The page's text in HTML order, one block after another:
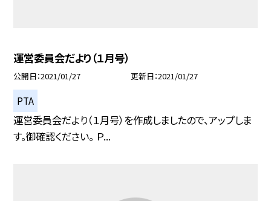
運営委員会だより（１月号）
公開日 2021/01/27 更新日 2021/01/27
PTA
運営委員会だより（１月号）を作成しましたので、アップしま
す。御確認ください。 Ｐ...